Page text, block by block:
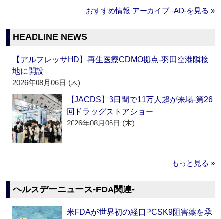
おすすめ情報 アーカイブ ‐AD‐を見る »
HEADLINE NEWS
【アルフレッサHD】再生医療CDMO拠点‐羽田空港隣接
地に開設
2026年08月06日 (木)
【JACDS】3日間で11万人超が来場‐第26
回ドラッグストアショー
2026年08月06日 (木)
もっと見る »
ヘルスデーニュース‐FDA関連‐
米FDAが世界初の経口PCSK9阻害薬を承